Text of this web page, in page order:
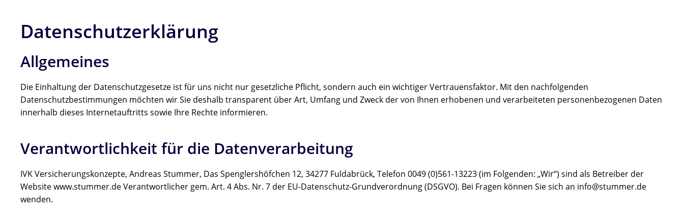
Datenschutzerklärung
Allgemeines
Die Einhaltung der Datenschutzgesetze ist für uns nicht nur gesetzliche Pflicht, sondern auch ein wichtiger Vertrauensfaktor. Mit den nachfolgenden
Datenschutzbestimmungen möchten wir Sie deshalb transparent über Art, Umfang und Zweck der von Ihnen erhobenen und verarbeiteten personenbezogenen Daten
innerhalb dieses Internetauftritts sowie Ihre Rechte informieren.
Verantwortlichkeit für die Datenverarbeitung
IVK Versicherungskonzepte, Andreas Stummer, Das Spenglershöfchen 12, 34277 Fuldabrück, Telefon 0049 (0)561-13223 (im Folgenden: „Wir“) sind als Betreiber der
Website www.stummer.de Verantwortlicher gem. Art. 4 Abs. Nr. 7 der EU-Datenschutz-Grundverordnung (DSGVO). Bei Fragen können Sie sich an info@stummer.de
wenden.